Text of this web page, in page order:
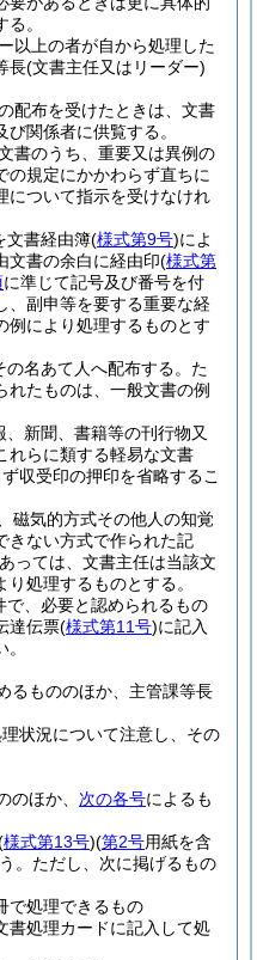
。
以上の者が自から処理した
長(文書主任又はリーダー)
配布を受けたときは、文書
関係者に供覧する。
書のうち、重要又は異例の
の規定にかかわらず直ちに
について指示を受けなけれ
文書経由簿(様式第9号)によ
文書の余白に経由印(様式第
に準じて記号及び番号を付
、副申等を要する重要な経
例により処理するものとす
名あて人へ配布する。 た
れたものは、一般文書の例
新聞、書籍等の刊行物又
れらに類する軽易な文書
収受印の押印を省略するこ
磁気的方式その他人の知覚
きない方式で作られた記
っては、文書主任は当該文
り処理するものとする。
で、必要と認められるもの
達伝票(様式第11号)に記入
るもののほか、主管課等長
状況について注意し、その
のほか、 次の各号によるも
様式第13号)(第2号用紙を含
。 ただし、次に掲げるもの
で処理できるもの
書処理カードに記入して処